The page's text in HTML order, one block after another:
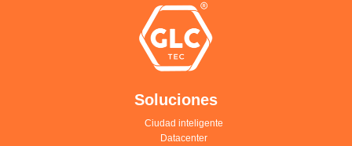
Soluciones
Ciudad inteligente
Datacenter